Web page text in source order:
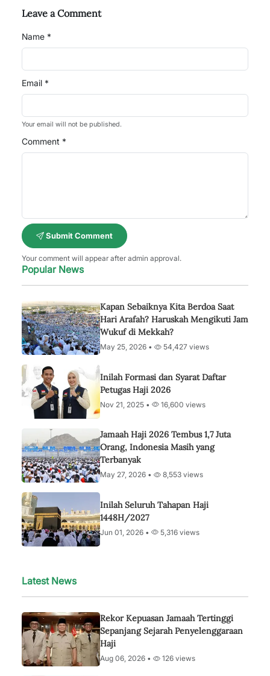
Leave a Comment
Name *
Email *
Your email will not be published.
Comment *
Submit Comment
Your comment will appear after admin approval.
Popular News
Kapan Sebaiknya Kita Berdoa Saat
Hari Arafah? Haruskah Mengikuti Jam
Wukuf di Mekkah?
May 25, 2026 • 54,427 views
Inilah Formasi dan Syarat Daftar
Petugas Haji 2026
Nov 21, 2025 • 16,600 views
Jamaah Haji 2026 Tembus 1,7 Juta
Orang, Indonesia Masih yang
Terbanyak
May 27, 2026 • 8,553 views
Inilah Seluruh Tahapan Haji
1448H/2027
Jun 01, 2026 • 5,316 views
Latest News
Rekor Kepuasan Jamaah Tertinggi
Sepanjang Sejarah Penyelenggaraan
Haji
Aug 06, 2026 • 126 views